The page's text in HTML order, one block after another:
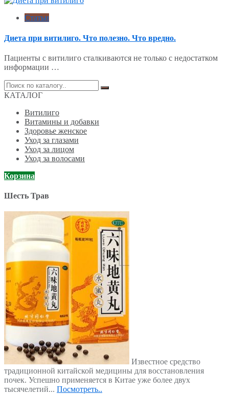
Статьи
Диета при витилиго. Что полезно. Что вредно.
Пациенты с витилиго сталкиваются не только с недостатком
информации …
Поиск
по:
КАТАЛОГ
Витилиго
Витамины и добавки
Здоровье женское
Уход за глазами
Уход за лицом
Уход за волосами
Корзина
Шесть Трав
Известное средство
традиционной китайской медицины для восстановления
почек. Успешно применяется в Китае уже более двух
тысячелетий... Посмотреть..